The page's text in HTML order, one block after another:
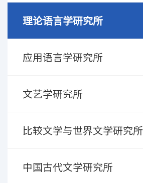
理论语言学研究所
应用语言学研究所
文艺学研究所
比较文学与世界文学研究所
中国古代文学研究所